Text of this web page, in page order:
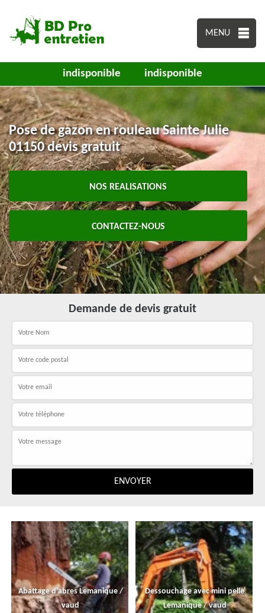
MENU
indisponible indisponible
Pose de gazon en rouleau Sainte Julie
01150 devis gratuit
NOS REALISATIONS
CONTACTEZ-NOUS
Demande de devis gratuit
Abattage d'abres Lemanique /
vaud
Dessouchage avec mini pelle
Lemanique / vaud